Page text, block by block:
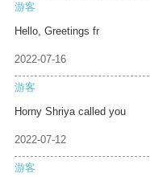
游客
Hello, Greetings fr
2022-07-16
游客
Horny Shriya called you
2022-07-12
游客